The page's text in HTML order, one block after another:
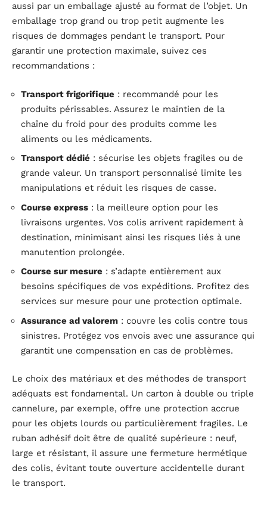
aussi par un emballage ajusté au format de l’objet. Un
emballage trop grand ou trop petit augmente les
risques de dommages pendant le transport. Pour
garantir une protection maximale, suivez ces
recommandations :
Transport frigorifique : recommandé pour les
produits périssables. Assurez le maintien de la
chaîne du froid pour des produits comme les
aliments ou les médicaments.
Transport dédié : sécurise les objets fragiles ou de
grande valeur. Un transport personnalisé limite les
manipulations et réduit les risques de casse.
Course express : la meilleure option pour les
livraisons urgentes. Vos colis arrivent rapidement à
destination, minimisant ainsi les risques liés à une
manutention prolongée.
Course sur mesure : s’adapte entièrement aux
besoins spécifiques de vos expéditions. Profitez des
services sur mesure pour une protection optimale.
Assurance ad valorem : couvre les colis contre tous
sinistres. Protégez vos envois avec une assurance qui
garantit une compensation en cas de problèmes.
Le choix des matériaux et des méthodes de transport
adéquats est fondamental. Un carton à double ou triple
cannelure, par exemple, offre une protection accrue
pour les objets lourds ou particulièrement fragiles. Le
ruban adhésif doit être de qualité supérieure : neuf,
large et résistant, il assure une fermeture hermétique
des colis, évitant toute ouverture accidentelle durant
le transport.